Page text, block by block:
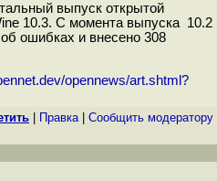
выпуск открытой
10.3. С момента выпуска 10.2
ошибках и внесено 308
opennews/art.shtml?
Правка| Cообщить модератору